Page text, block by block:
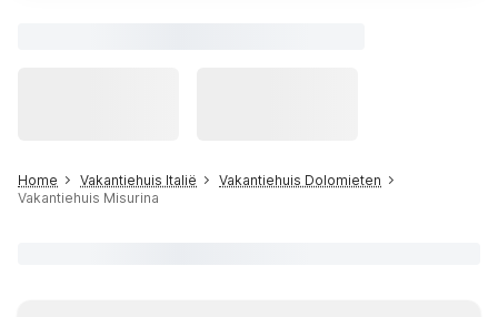
Home Vakantiehuis Italië
Vakantiehuis Dolomieten
Vakantiehuis Misurina